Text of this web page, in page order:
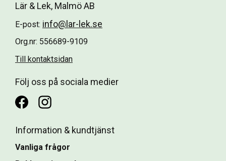
Lär & Lek, Malmö AB
E-post: info@lar-lek.se
Org.nr: 556689-9109
Till kontaktsidan
Följ oss på sociala medier
Information & kundtjänst
Vanliga frågor